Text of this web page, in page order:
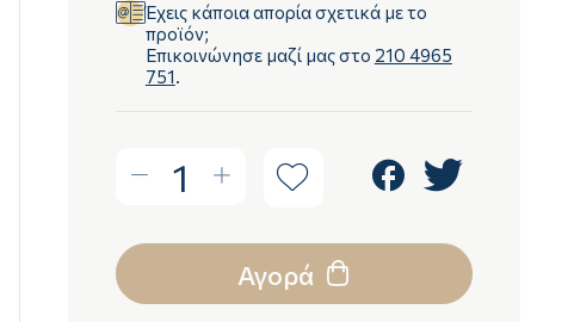
Έχεις κάποια απορία σχετικά με το
προϊόν;
Επικοινώνησε μαζί μας στο 210 4965
751
1
Αγορά